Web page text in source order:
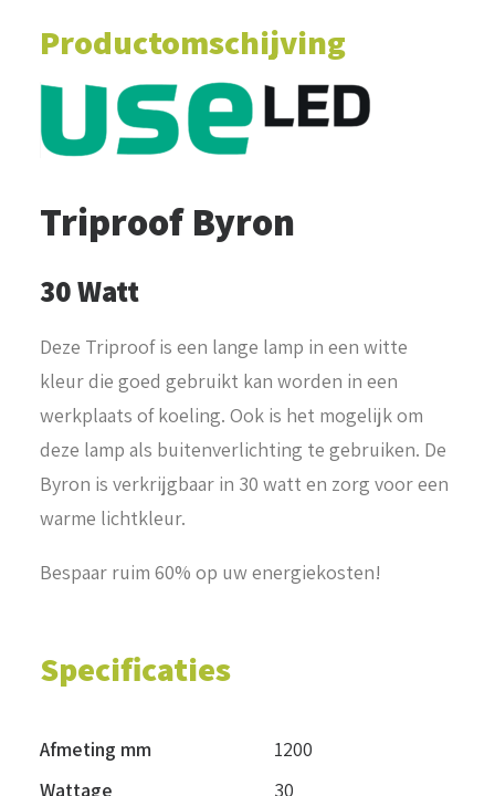
Productomschijving
Triproof Byron
30 Watt
Deze Triproof is een lange lamp in een witte
kleur die goed gebruikt kan worden in een
werkplaats of koeling. Ook is het mogelijk om
deze lamp als buitenverlichting te gebruiken. De
Byron is verkrijgbaar in 30 watt en zorg voor een
warme lichtkleur.
Bespaar ruim 60% op uw energiekosten!
Specificaties
Afmeting mm
1200
Wattage
30